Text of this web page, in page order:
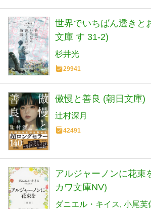
世界でいちばん透きと
文庫 す 31-2)
杉井光
29941
傲慢と善良 (朝日文庫)
辻村深月
42491
アルジャーノンに花束
カワ文庫NV)
ダニエル・キイス 小尾芙